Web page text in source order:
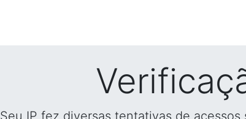
Seu IP fez diversas tentativas de